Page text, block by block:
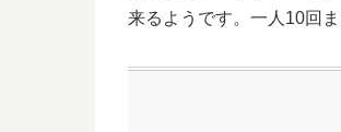
来るようです。一人10回ま